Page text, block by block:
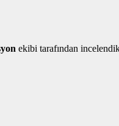
ekibi tarafından